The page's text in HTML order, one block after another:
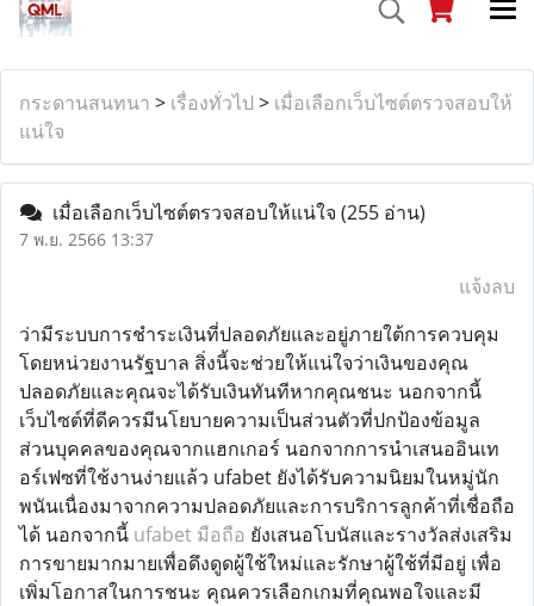
กระดานสนทนา > เรื่องทั่วไป > เมื่อเลือกเว็บไซต์ตรวจสอบให้
แน่ใจ
เมื่อเลือกเว็บไซต์ตรวจสอบให้แน่ใจ (255 อ่าน)
7 พ.ย. 2566 13:37
แจ้งลบ
ว่ามีระบบการชำระเงินที่ปลอดภัยและอยู่ภายใต้การควบคุม
โดยหน่วยงานรัฐบาล สิ่งนี้จะช่วยให้แน่ใจว่าเงินของคุณ
ปลอดภัยและคุณจะได้รับเงินทันทีหากคุณชนะ นอกจากนี้
เว็บไซต์ที่ดีควรมีนโยบายความเป็นส่วนตัวที่ปกป้องข้อมูล
ส่วนบุคคลของคุณจากแฮกเกอร์ นอกจากการนำเสนออินเท
อร์เฟซที่ใช้งานง่ายแล้ว ufabet ยังได้รับความนิยมในหมู่นัก
พนันเนื่องมาจากความปลอดภัยและการบริการลูกค้าที่เชื่อถือ
ได้ นอกจากนี้ ufabet มือถือ ยังเสนอโบนัสและรางวัลส่งเสริม
การขายมากมายเพื่อดึงดูดผู้ใช้ใหม่และรักษาผู้ใช้ที่มีอยู่ เพื่อ
เพิ่มโอกาสในการชนะ คุณควรเลือกเกมที่คุณพอใจและมี